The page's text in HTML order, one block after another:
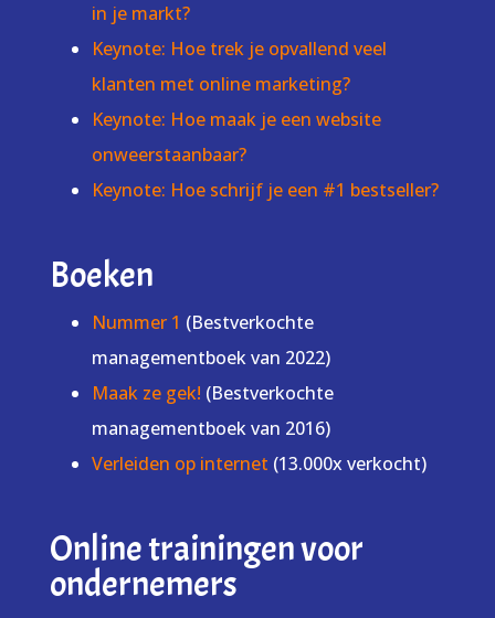
in je markt?
Keynote: Hoe trek je opvallend veel
klanten met online marketing?
Keynote: Hoe maak je een website
onweerstaanbaar?
Keynote: Hoe schrijf je een #1 bestseller?
Boeken
Nummer 1 (Bestverkochte
managementboek van 2022)
Maak ze gek! (Bestverkochte
managementboek van 2016)
Verleiden op internet (13.000x verkocht)
Online trainingen voor
ondernemers